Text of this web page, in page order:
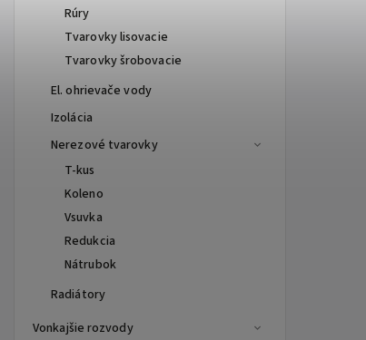
Rúry
Tvarovky lisovacie
Tvarovky šrobovacie
El. ohrievače vody
Izolácia
Nerezové tvarovky
T-kus
Koleno
Vsuvka
Redukcia
Nátrubok
Radiátory
Vonkajšie rozvody